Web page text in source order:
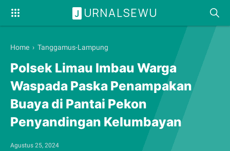
J URNALSEWU
Home › Tanggamus-Lampung
Polsek Limau Imbau Warga
Waspada Paska Penampakan
Buaya di Pantai Pekon
Penyandingan Kelumbayan
Agustus 25, 2024